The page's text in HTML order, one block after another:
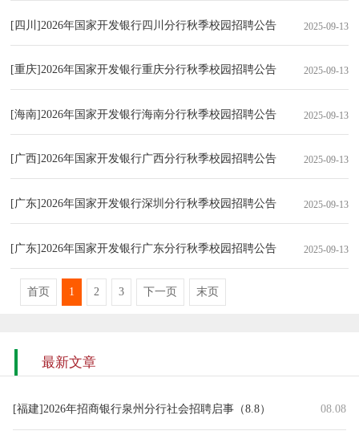
[四川]2026年国家开发银行四川分行秋季校园招聘公告 2025-09-13
[重庆]2026年国家开发银行重庆分行秋季校园招聘公告 2025-09-13
[海南]2026年国家开发银行海南分行秋季校园招聘公告 2025-09-13
[广西]2026年国家开发银行广西分行秋季校园招聘公告 2025-09-13
[广东]2026年国家开发银行深圳分行秋季校园招聘公告 2025-09-13
[广东]2026年国家开发银行广东分行秋季校园招聘公告 2025-09-13
首页 1 2 3 下一页 末页
最新文章
[福建]2026年招商银行泉州分行社会招聘启事（8.8） 08.08